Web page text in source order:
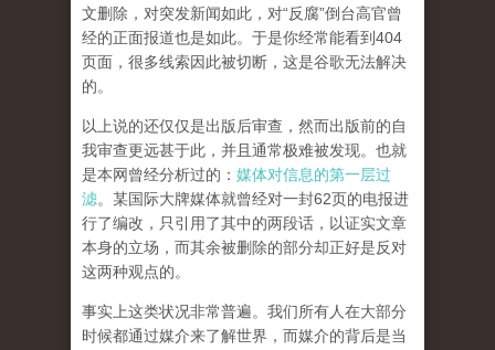
文删除，对突发新闻如此，对“反腐”倒台高官曾
经的正面报道也是如此。于是你经常能看到404
页面， 很多线索因此被切断，这是谷歌无法解决
的。
以上说的还仅仅是出版后审查，然而出版前的自
我审查更远甚于此，并且通常极难被发现。 也就
是本网曾经分析过的： 媒体对信息的第一层过
滤。某国际大牌媒体就曾经对一封62页的电报进
行了编改，只引用了其中的两段话，以证实文章
本身的立场，而其余被删除的部分却正好是反对
这两种观点的。
事实上这类状况非常普遍。我们所有人在大部分
时候都通过媒介来了解世界，而媒介的背后是当